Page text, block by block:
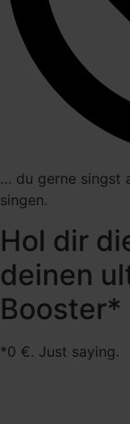
… du gerne singst
singen.
Hol dir
deinen
Booster*
*0 €. Just saying.